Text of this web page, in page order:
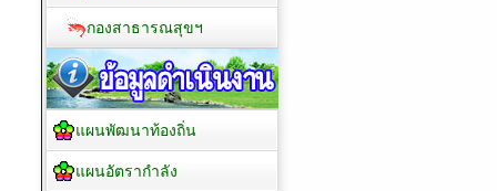
กองสาธารณสุขฯ
แผนพัฒนาท้องถิ่น
แผนอัตรากำลัง